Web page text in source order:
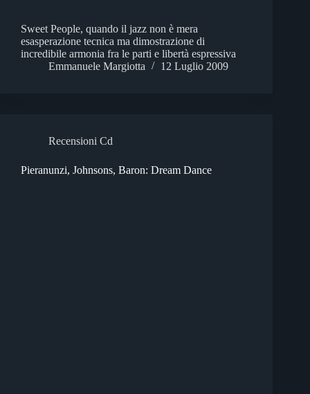
Sweet People, quando il jazz non è mera
esasperazione tecnica ma dimostrazione di
incredibile armonia fra le parti e libertà espressiva
Emmanuele Margiotta
12 Luglio 2009
Recensioni Cd
Pieranunzi, Johnsons, Baron: Dream Dance